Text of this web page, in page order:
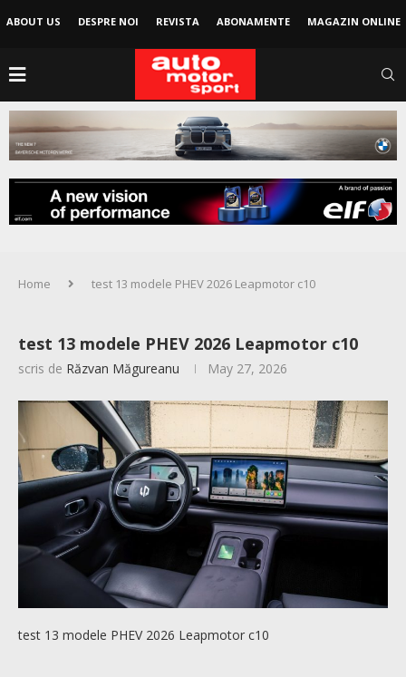
ABOUT US DESPRE NOI REVISTA ABONAMENTE MAGAZIN ONLINE
Home test 13 modele PHEV 2026 Leapmotor c10
test 13 modele PHEV 2026 Leapmotor c10
scris de Răzvan Măgureanu May 27, 2026
test 13 modele PHEV 2026 Leapmotor c10